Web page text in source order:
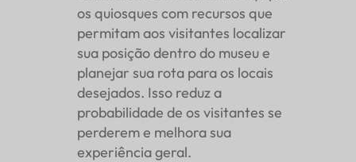
os quiosques com recursos que
permitam aos visitantes localizar
sua posição dentro do museu e
planejar sua rota para os locais
desejados. Isso reduz a
probabilidade de os visitantes se
perderem e melhora sua
experiência geral.